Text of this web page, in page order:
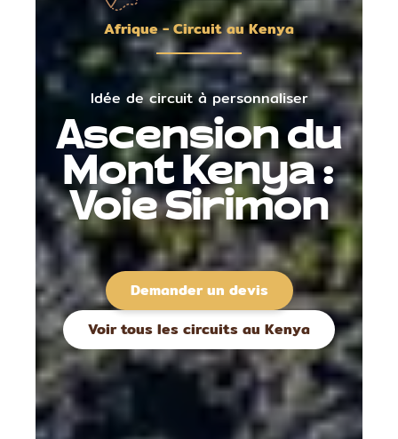
Afrique - Circuit au Kenya
Idée de circuit à personnaliser
Ascension du
Mont Kenya :
Voie Sirimon
Voir tous les circuits au Kenya
Demander un devis